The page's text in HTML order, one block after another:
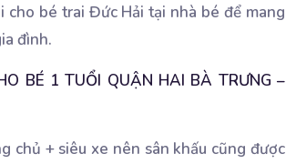
bé trai Đức Hải tại nhà bé để mang
đình.
BÉ 1 TUỔI QUẬN HAI BÀ TRƯNG –
chủ + siêu xe nên sân khấu cũng được